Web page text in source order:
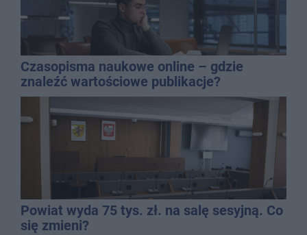
Czasopisma naukowe online – gdzie
znaleźć wartościowe publikacje?
Powiat wyda 75 tys. zł. na salę sesyjną. Co
się zmieni?